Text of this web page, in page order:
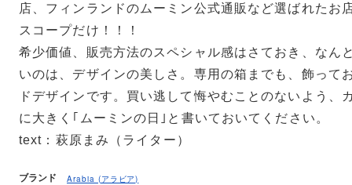
店、フィンランドのムーミン公式通販など選ばれたお
スコープだけ！！！
希少価値、販売方法のスペシャル感はさておき、なん
いのは、デザインの美しさ。専用の箱までも、飾って
ドデザインです。買い逃して悔やむことのないよう、
に大きく｢ムーミンの日｣と書いておいてください。
text：萩原まみ（ライター）
ブランド Arabia (アラビア)